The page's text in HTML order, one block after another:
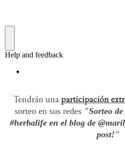
Tendrán unaparticipación
sorteo en sus redes "Sorteo
#herbalife en el blog de
post!"